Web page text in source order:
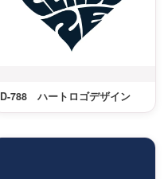
D-788 ハートロゴデザイン